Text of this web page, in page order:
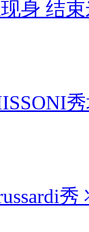
身 结